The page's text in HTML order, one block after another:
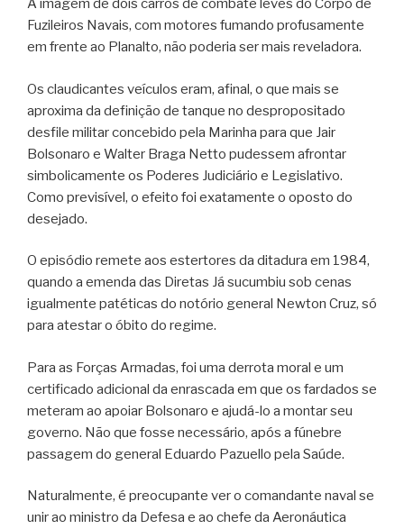
A imagem de dois carros de combate leves do Corpo de
Fuzileiros Navais, com motores fumando profusamente
em frente ao Planalto, não poderia ser mais reveladora.
Os claudicantes veículos eram, afinal, o que mais se
aproxima da definição de tanque no despropositado
desfile militar concebido pela Marinha para que Jair
Bolsonaro e Walter Braga Netto pudessem afrontar
simbolicamente os Poderes Judiciário e Legislativo.
Como previsível, o efeito foi exatamente o oposto do
desejado.
O episódio remete aos estertores da ditadura em 1984,
quando a emenda das Diretas Já sucumbiu sob cenas
igualmente patéticas do notório general Newton Cruz, só
para atestar o óbito do regime.
Para as Forças Armadas, foi uma derrota moral e um
certificado adicional da enrascada em que os fardados se
meteram ao apoiar Bolsonaro e ajudá-lo a montar seu
governo. Não que fosse necessário, após a fúnebre
passagem do general Eduardo Pazuello pela Saúde.
Naturalmente, é preocupante ver o comandante naval se
unir ao ministro da Defesa e ao chefe da Aeronáutica